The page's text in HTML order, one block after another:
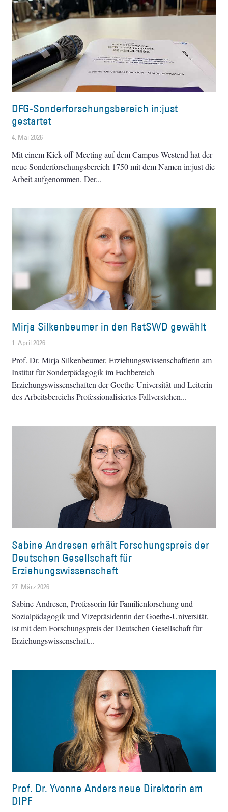
DFG-Sonderforschungsbereich in:just
gestartet
4. Mai 2026
Mit einem Kick-off-Meeting auf dem Campus Westend hat der
neue Sonderforschungsbereich 1750 mit dem Namen in:just die
Arbeit aufgenommen. Der
Mirja Silkenbeumer in den RatSWD gewählt
1. April 2026
Prof. Dr. Mirja Silkenbeumer, Erziehungswissenschaftlerin am
Institut für Sonderpädagogik im Fachbereich
Erziehungswissenschaften der Goethe-Universität und Leiterin
des Arbeitsbereichs Professionalisiertes Fallverstehen
Sabine Andresen erhält Forschungspreis der
Deutschen Gesellschaft für
Erziehungswissenschaft
27. März 2026
Sabine Andresen, Professorin für Familienforschung und
Sozialpädagogik und Vizepräsidentin der Goethe-Universität,
ist mit dem Forschungspreis der Deutschen Gesellschaft für
Erziehungswissenschaft
Prof. Dr. Yvonne Anders neue Direktorin am
DIPF